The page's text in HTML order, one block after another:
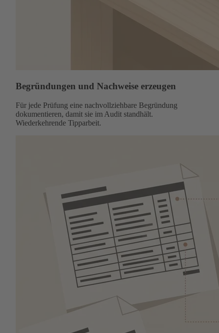
Begründungen und Nachweise erzeugen
Für jede Prüfung eine nachvollziehbare Begründung
dokumentieren, damit sie im Audit standhält.
Wiederkehrende Tipparbeit.